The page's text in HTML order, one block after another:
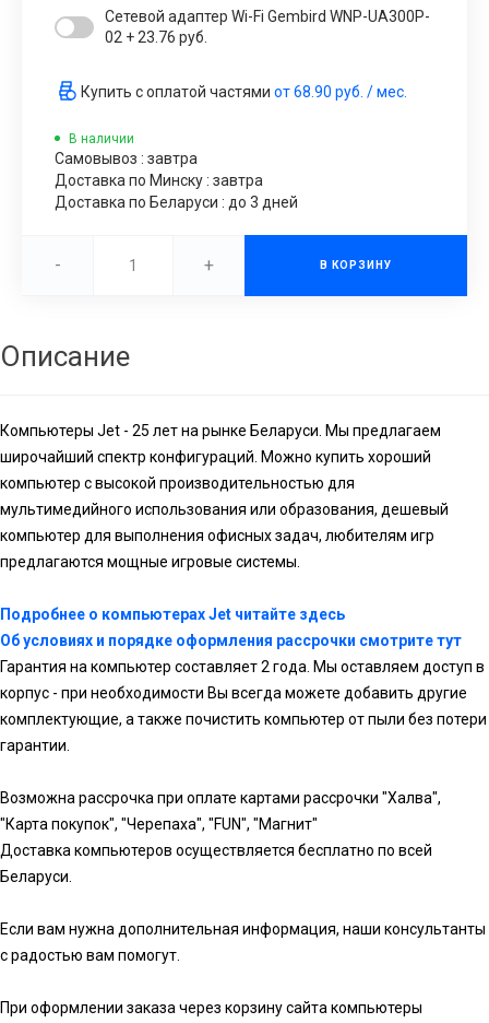
Сетевой адаптер Wi-Fi Gembird WNP-UA300P-
02 + 23.76 руб.
Купить с оплатой частями от68.90 руб. / мес.
В наличии
Самовывоз : завтра
Доставка по Минску : завтра
Доставка по Беларуси : до 3 дней
- + В КОРЗИНУ
Описание
Компьютеры Jet - 25 лет на рынке Беларуси. Мы предлагаем
широчайший спектр конфигураций. Можно купить хороший
компьютер с высокой производительностью для
мультимедийного использования или образования, дешевый
компьютер для выполнения офисных задач, любителям игр
предлагаются мощные игровые системы.
Подробнее о компьютерах Jet читайте здесь
Об условиях и порядке оформления рассрочки смотрите тут
Гарантия на компьютер составляет 2 года. Мы оставляем доступ в
корпус - при необходимости Вы всегда можете добавить другие
комплектующие, а также почистить компьютер от пыли без потери
гарантии.
Возможна рассрочка при оплате картами рассрочки "Халва",
"Карта покупок", "Черепаха", "FUN", "Магнит"
Доставка компьютеров осуществляется бесплатно по всей
Беларуси.
Если вам нужна дополнительная информация, наши консультанты
с радостью вам помогут.
При оформлении заказа через корзину сайта компьютеры